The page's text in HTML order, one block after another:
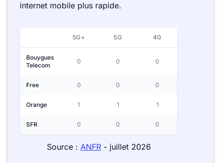
internet mobile plus rapide.
5G+ 5G 4G
Bouygues
Telecom
0 0 0
Free 0 0 0
Orange 1 1 1
SFR 0 0 0
Source : ANFR- juillet 2026